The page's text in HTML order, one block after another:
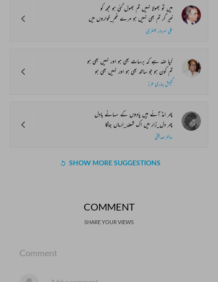
میں تو بھولا نہیں تم بھول گئی ہو مجھ کو
خیر گر تم بھی نہیں ہو مرے غم_خواروں میں
علی سردار جعفری
کیا ضد ہے کہ برسات بھی ہو اور نہیں بھی ہو
تم کون ہو جو ساتھ بھی ہو اور نہیں بھی ہو
گنیش بہاری طرز
پھر امڈ آئے ہیں یادوں کے سہانے بادل
پھر دل_زار میں اک شعلۂ_ارماں جاگا
ساغر صدیقی
SHOW MORE SUGGESTIONS
COMMENT
SHARE YOUR VIEWS
Comment